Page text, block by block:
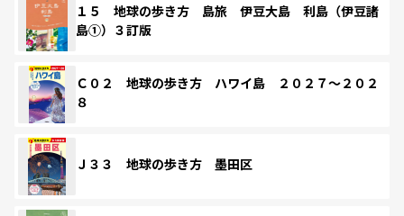
１５ 地球の歩き方 島旅 伊豆大島 利島（伊豆諸
島①）３訂版
Ｃ０２ 地球の歩き方 ハワイ島 ２０２７～２０２
８
Ｊ３３ 地球の歩き方 墨田区